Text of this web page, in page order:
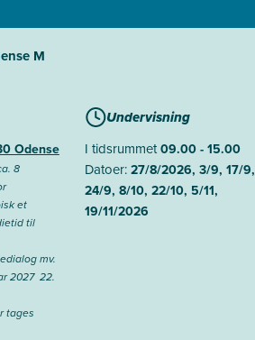
2026 - Odense M
Odense
8
et
til
mv.
2027  22.
tages
Undervisning
I tidsrummet09.00 - 15.00
Datoer:27/8/2026, 3/9, 17/9,
24/9, 8/10, 22/10, 5/11,
19/11/2026